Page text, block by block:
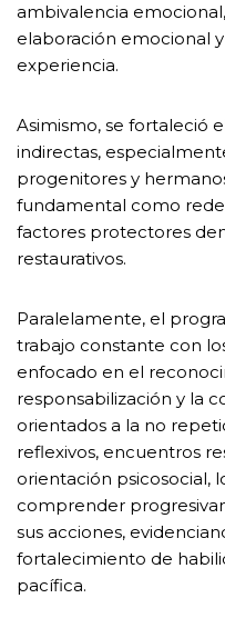
ambivalencia
elaboración emocional
experiencia.
Asimismo, se fortaleció
indirectas,
progenitores y
fundamental como
factores protectores
restaurativos.
Paralelamente, el
trabajo constante con
enfocado en el
responsabilización y la
orientados a la no
reflexivos, encuentros
orientación psicosocial,
comprender
sus acciones,
fortalecimiento de
pacífica.